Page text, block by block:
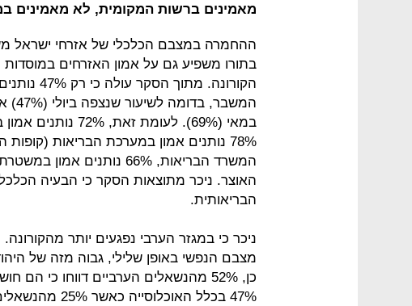
מאמינים ברשות המקומית, לא מאמינים
ההחמרה במצבם הכלכלי של אזרחי ישראל
בתורו משפיע גם על אמון האזרחים
הקורונה.
במאי (69%). לעומת
האוצר. ניכר מתוצאות הסקר כי הבעיה
הבריאותית.
ניכר כי במגזר הערבי נפגעים יותר
כן, 52% מהנשאלים הערביים דווחו כי
47% בכלל